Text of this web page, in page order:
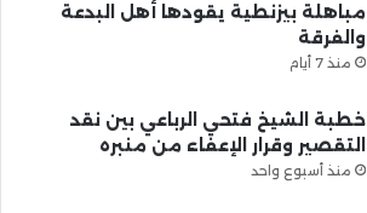
مباهلة بيزنطية يقودها أهل البدعة
والفرقة
منذ 7 أيام
خطبة الشيخ فتحي الرباعي بين نقد
التقصير وقرار الإعفاء من منبره
منذ أسبوع واحد